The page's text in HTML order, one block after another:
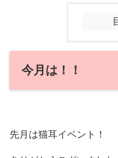
今月は！！
先月は猫耳イベント！